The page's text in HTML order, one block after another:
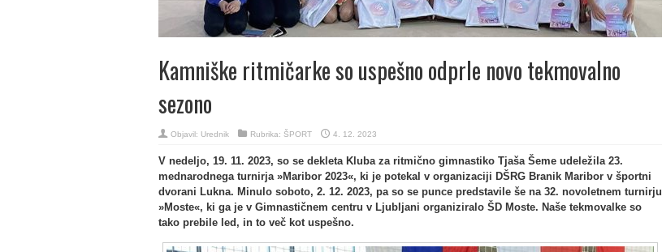
Kamniške ritmičarke so uspešno odprle novo tekmovalno
sezono
Objavil: Urednik Rubrika: ŠPORT 4. 12. 2023
V nedeljo, 19. 11. 2023, so se dekleta Kluba za ritmično gimnastiko Tjaša Šeme udeležila 23.
mednarodnega turnirja »Maribor 2023«, ki je potekal v organizaciji DŠRG Branik Maribor v športni
dvorani Lukna. Minulo soboto, 2. 12. 2023, pa so se punce predstavile še na 32. novoletnem turnirju
»Moste«, ki ga je v Gimnastičnem centru v Ljubljani organiziralo ŠD Moste. Naše tekmovalke so
tako prebile led, in to več kot uspešno.